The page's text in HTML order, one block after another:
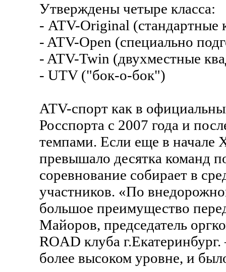
Утверждены четыре класса:
- ATV-Original (стандартные
- ATV-Open (специально
- ATV-Twin (двухместные
- UTV ("бок-о-бок")
ATV-спорт как в
Росспорта с 2007 года и
темпами. Если еще в начале
превышало десятка команд
соревнование собирает в
участников. «По
большое преимущество
Майоров, председатель
ROAD клуба
более высоком уровне, и